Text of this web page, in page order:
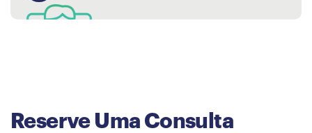
Reserve Uma Consulta